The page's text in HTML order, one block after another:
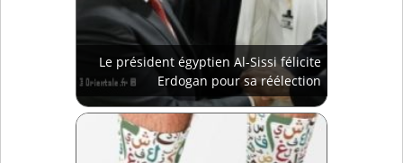
Le président égyptien Al-Sissi félicite
Erdogan pour sa réélection